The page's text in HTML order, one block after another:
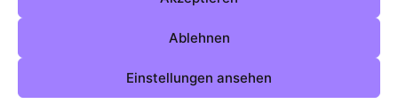
Ablehnen
Einstellungen ansehen